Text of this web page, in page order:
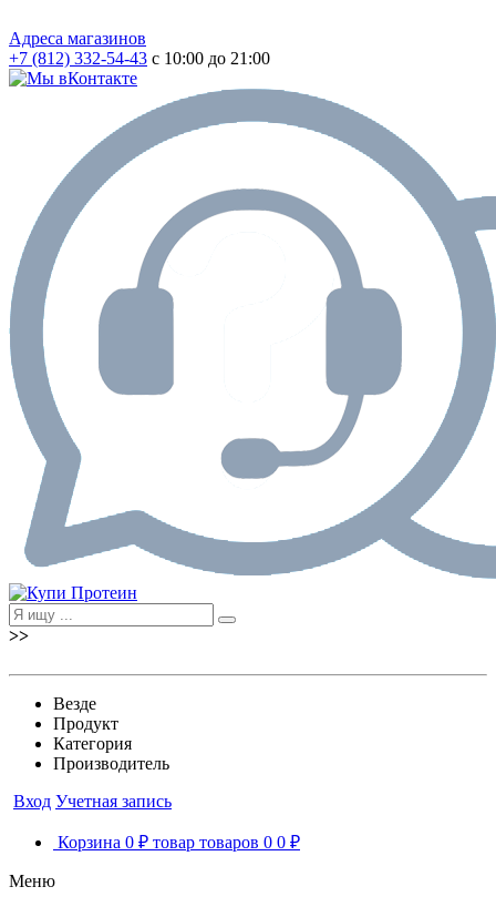
Адреса магазинов
+7 (812) 332-54-43 с 10:00 до 21:00
>>
Везде
Продукт
Категория
Производитель
Вход Учетная запись
Корзина 0 ₽ товар товаров 0 0 ₽
Меню